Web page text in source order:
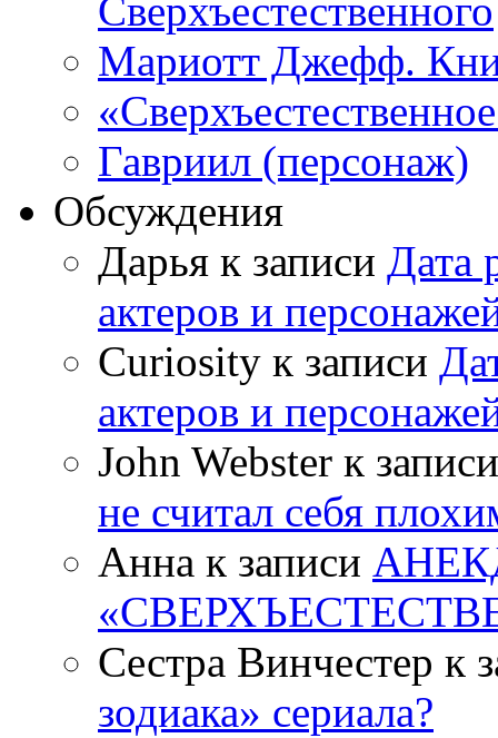
Сверхъестественного
Мариотт Джефф.
Гавриил (персонаж)
Обсуждения
Дарья к записи Дата
актеров и
Curiosity к записи
актеров и
John Webster к
не считал себя
Анна к записи
Сестра Винчестер к
зодиака» сериала?